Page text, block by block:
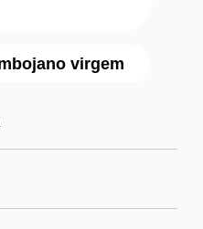
virgem